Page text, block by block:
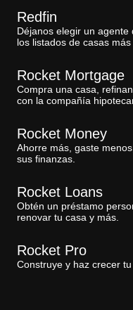
Redfin
Déjanos elegir un
los listados de casas
Rocket Mortgage
Compra una casa,
con la compañía
Rocket Money
Ahorre más, gaste
sus finanzas.
Rocket Loans
Obtén un préstamo
renovar tu casa y más.
Rocket Pro
Construye y haz crecer